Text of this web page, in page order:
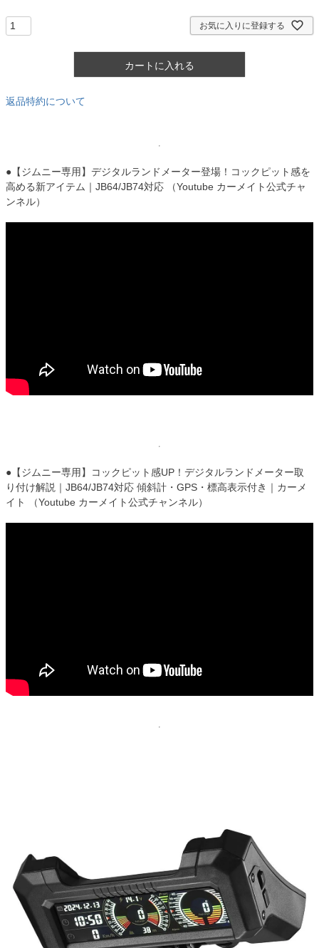
お気に入りに登録する
カートに入れる
返品特約について
●【ジムニー専用】デジタルランドメーター登場！コックピット感を
高める新アイテム｜JB64/JB74対応 （Youtube カーメイト公式チャ
ンネル）
●【ジムニー専用】コックピット感UP！デジタルランドメーター取
り付け解説｜JB64/JB74対応 傾斜計・GPS・標高表示付き｜カーメ
イト （Youtube カーメイト公式チャンネル）